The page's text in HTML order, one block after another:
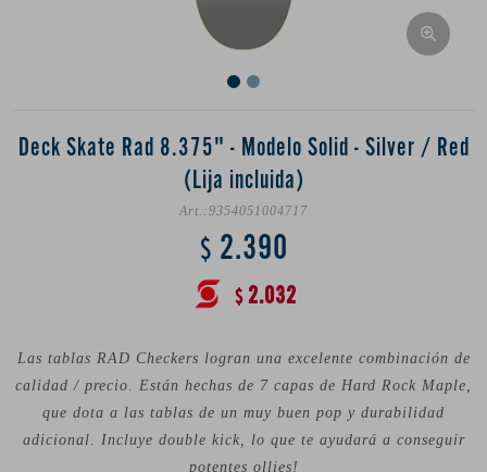
Deck Skate Rad 8.375" - Modelo Solid - Silver / Red
(Lija incluida)
9354051004717
$ 2.390
$ 2.032
Las tablas RAD Checkers logran una excelente combinación de
calidad / precio. Están hechas de 7 capas de Hard Rock Maple,
que dota a las tablas de un muy buen pop y durabilidad
adicional. Incluye double kick, lo que te ayudará a conseguir
potentes ollies!